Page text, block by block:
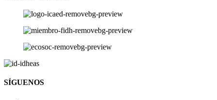
SÍGUENOS